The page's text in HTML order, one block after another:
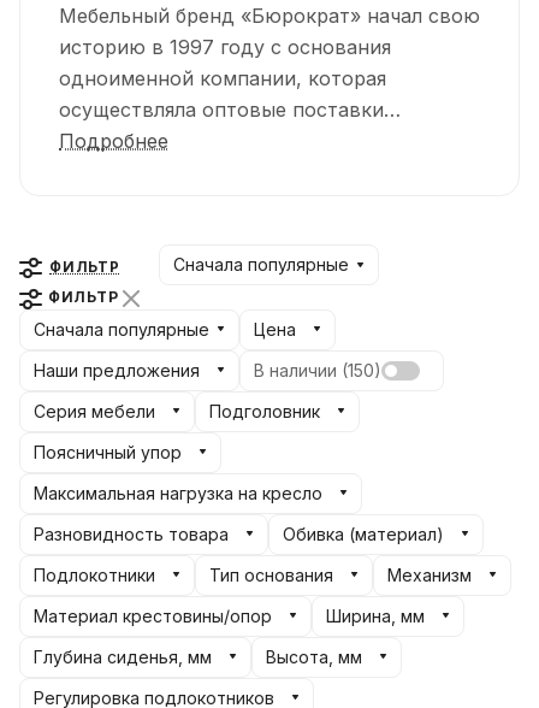
Мебельный бренд «Бюрократ» начал свою
историю в 1997 году с основания
одноименной компании, которая
осуществляла оптовые поставки
тайваньских офисных кресел и
уже в 2007 году продуктовый портфель
пополнился светильниками и настенными
часами.
«Бюрократ» на рынке представлены
офисные кресла и стулья, детские кресла,
мебельные аксессуары, часы, настольные
Подробнее
ФИЛЬТР Сначала популярные
ФИЛЬТР
Сначала популярные
Цена
Наши предложения
В наличии (150)
Серия мебели
Подголовник
Поясничный упор
Максимальная нагрузка на кресло
Разновидность товара
Обивка (материал)
Подлокотники
Тип основания
Механизм
Материал крестовины/опор
Ширина, мм
Глубина сиденья, мм
Высота, мм
Регулировка подлокотников